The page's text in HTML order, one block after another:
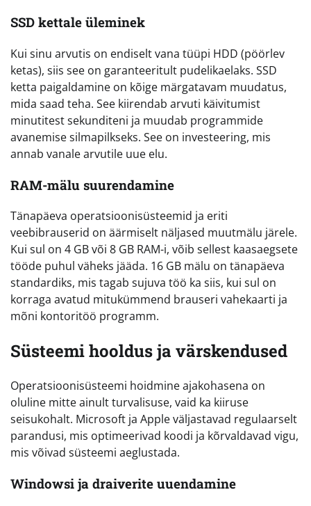
SSD kettale üleminek
Kui sinu arvutis on endiselt vana tüüpi HDD (pöörlev
ketas), siis see on garanteeritult pudelikaelaks. SSD
ketta paigaldamine on kõige märgatavam muudatus,
mida saad teha. See kiirendab arvuti käivitumist
minutitest sekunditeni ja muudab programmide
avanemise silmapilkseks. See on investeering, mis
annab vanale arvutile uue elu.
RAM-mälu suurendamine
Tänapäeva operatsioonisüsteemid ja eriti
veebibrauserid on äärmiselt näljased muutmälu järele.
Kui sul on 4 GB või 8 GB RAM-i, võib sellest kaasaegsete
tööde puhul väheks jääda. 16 GB mälu on tänapäeva
standardiks, mis tagab sujuva töö ka siis, kui sul on
korraga avatud mitukümmend brauseri vahekaarti ja
mõni kontoritöö programm.
Süsteemi hooldus ja värskendused
Operatsioonisüsteemi hoidmine ajakohasena on
oluline mitte ainult turvalisuse, vaid ka kiiruse
seisukohalt. Microsoft ja Apple väljastavad regulaarselt
parandusi, mis optimeerivad koodi ja kõrvaldavad vigu,
mis võivad süsteemi aeglustada.
Windowsi ja draiverite uuendamine